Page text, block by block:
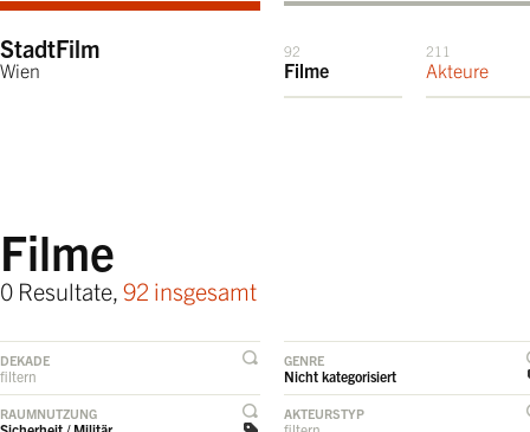
StadtFilm
Wien
92
Filme
211
Akteure
Filme
0 Resultate, 92 insgesamt
DEKADE
filtern
GENRE
Nicht kategorisiert
RAUMNUTZUNG AKTEURSTYP